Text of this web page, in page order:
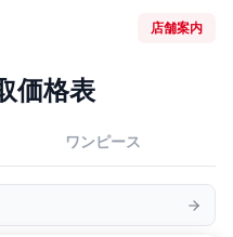
店舗案内
価格表
ワンピース